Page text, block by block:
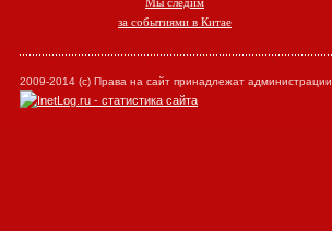
за событиями в Китае
2009-2014 (с) Права на сайт принадлежат администрации